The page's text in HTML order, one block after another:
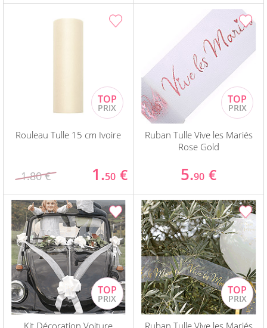
Rouleau Tulle 15 cm Ivoire
1.80 € 1.50 €
Ruban Tulle Vive les Mariés
Rose Gold
5.90 €